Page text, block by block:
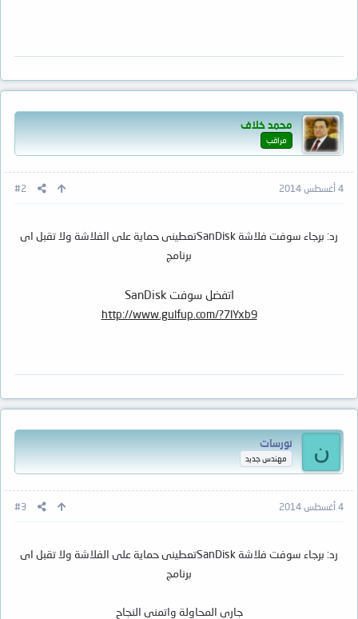
محمد خلاف
مراقب
4 أغسطس 2014 #2
رد: برجاء سوفت فلاشة SanDiskتعطينى حماية على الفلاشة ولا تقبل اى
برنامج
اتفضل سوفت SanDisk
http://www.gulfup.com/?7lYxb9
ن نورسات
مهندس جديد
4 أغسطس 2014 #3
رد: برجاء سوفت فلاشة SanDiskتعطينى حماية على الفلاشة ولا تقبل اى
برنامج
جارى المحاولة واتمنى النجاح